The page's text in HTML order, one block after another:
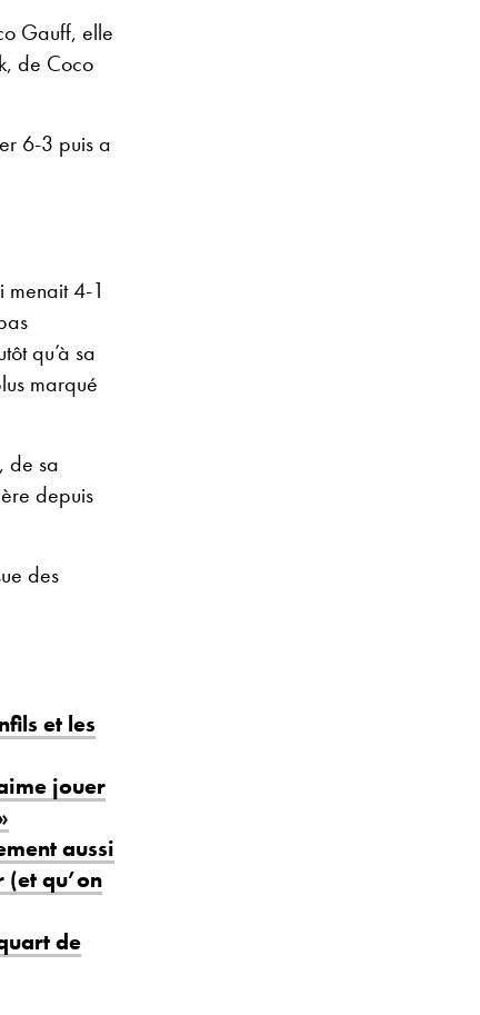
Gauff, elle
de Coco
6-3 puis a
menait 4-1
qu’à sa
marqué
de sa
depuis
des
et les
jouer
aussi
qu’on
de